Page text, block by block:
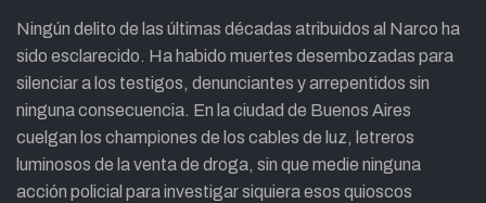
Ningún delito de las últimas décadas atribuidos al Narco ha
sido esclarecido. Ha habido muertes desembozadas para
silenciar a los testigos, denunciantes y arrepentidos sin
ninguna consecuencia. En la ciudad de Buenos Aires
cuelgan los championes de los cables de luz, letreros
luminosos de la venta de droga, sin que medie ninguna
acción policial para investigar siquiera esos quioscos